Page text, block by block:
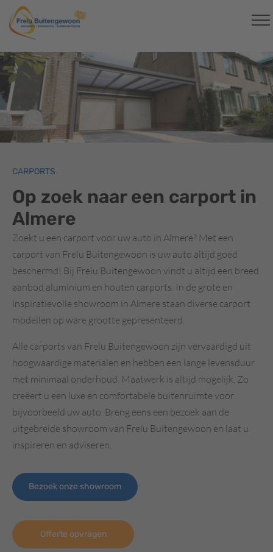
CARPORTS
Op zoek naar een carport in
Almere
Zoekt u een carport voor uw auto in Almere? Met een
carport van Frelu Buitengewoon is uw auto altijd goed
beschermd! Bij Frelu Buitengewoon vindt u altijd een breed
aanbod aluminium en houten carports. In de grote en
inspiratievolle showroom in Almere staan diverse carport
modellen op ware grootte gepresenteerd.
Alle carports van Frelu Buitengewoon zijn vervaardigd uit
hoogwaardige materialen en hebben een lange levensduur
met minimaal onderhoud. Maatwerk is altijd mogelijk. Zo
creëert u een luxe en comfortabele buitenruimte voor
bijvoorbeeld uw auto. Breng eens een bezoek aan de
uitgebreide showroom van Frelu Buitengewoon en laat u
inspireren en adviseren.
Bezoek onze showroom
Offerte opvragen